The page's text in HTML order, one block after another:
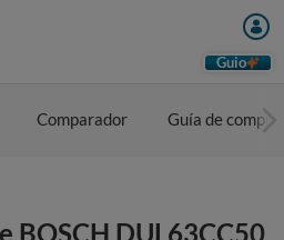
Guio
Comparador Guía de compra
BOSCH DUL63CC50